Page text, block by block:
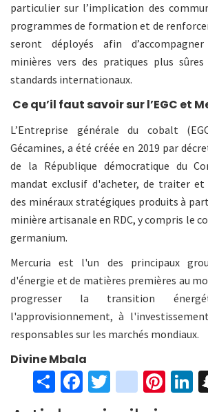
particulier sur l’implication des
programmes de formation et de
seront déployés afin
minières vers des pratiques plus
standards internationaux.
Ce qu’il faut savoir sur l’EGC et
L’Entreprise générale du cobalt
Gécamines, a été créée en 2019 par
de la République démocratique du
mandat exclusif d'acheter, de traiter et
des minéraux stratégiques produits à
minière artisanale en RDC, y compris le
germanium.
Mercuria est l'un des principaux
d'énergie et de matières premières au
progresser la transition
l'approvisionnement, à
responsables sur les marchés mondiaux.
Divine Mbala
S
h
Fa
ce
T
wi
in
st
Pi